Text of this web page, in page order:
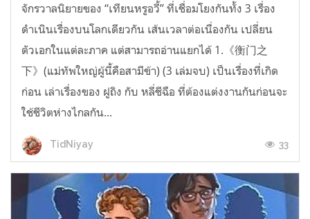
จักรวาลนิยายของ “เทียนหรูอวี้” ที่เชื่อมโยงกันทั้ง 3 เรื่อง
ดำเนินเรื่องบนโลกเดียวกัน เส้นเวลาต่อเนื่องกัน เปลี่ยน
ตัวเอกในแต่ละภาค แต่สามารถอ่านแยกได้ 1.《衡门之
下》(แม่ทัพใหญ่ผู้นี้คือสามีข้า) (3 เล่มจบ) เป็นเรื่องที่เกิด
ก่อน เล่าเรื่องของ ฝูถิง กับ หลี่ชีฉือ ที่ต้องแต่งงานกันก่อนจะ
ใช้ชีวิตห่างไกลกัน...
TidNiyay 33